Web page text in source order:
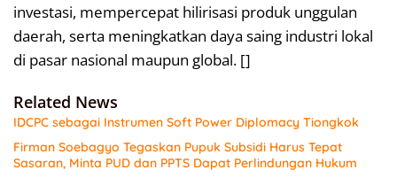
investasi, mempercepat hilirisasi produk unggulan
daerah, serta meningkatkan daya saing industri lokal
di pasar nasional maupun global. []
Related News
IDCPC sebagai Instrumen Soft Power Diplomacy Tiongkok
Firman Soebagyo Tegaskan Pupuk Subsidi Harus Tepat
Sasaran, Minta PUD dan PPTS Dapat Perlindungan Hukum